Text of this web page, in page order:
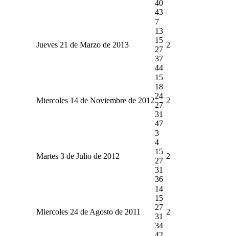
40
43
Jueves 21 de Marzo de 2013
7
13
15
27
37
44
2
Miercoles 14 de Noviembre de 2012
15
18
24
27
31
47
2
Martes 3 de Julio de 2012
3
4
15
27
31
36
2
Miercoles 24 de Agosto de 2011
14
15
27
31
34
2